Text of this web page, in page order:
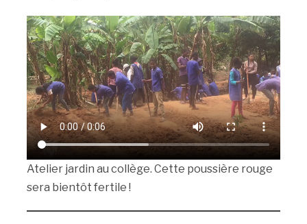
Atelier jardin au collège. Cette poussière rouge
sera bientôt fertile !